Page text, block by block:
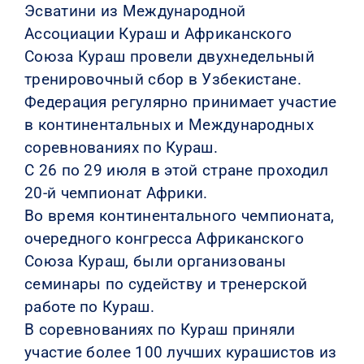
Эсватини из Международной
Ассоциации Кураш и Африканского
Союза Кураш провели двухнедельный
тренировочный сбор в Узбекистане.
Федерация регулярно принимает участие
в континентальных и Международных
соревнованиях по Кураш.
С 26 по 29 июля в этой стране проходил
20-й чемпионат Африки.
Во время континентального чемпионата,
очередного конгресса Африканского
Союза Кураш, были организованы
семинары по судейству и тренерской
работе по Кураш.
В соревнованиях по Кураш приняли
участие более 100 лучших курашистов из